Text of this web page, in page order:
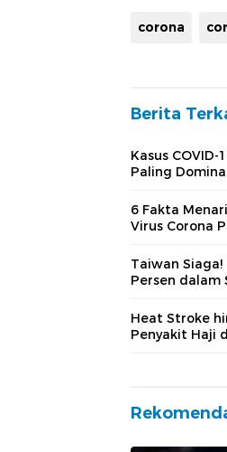
corona
Berita
Kasus
Paling
6 Fakta
Virus Corona
Taiwan Siaga!
Persen dalam
Heat Stroke
Penyakit Haji